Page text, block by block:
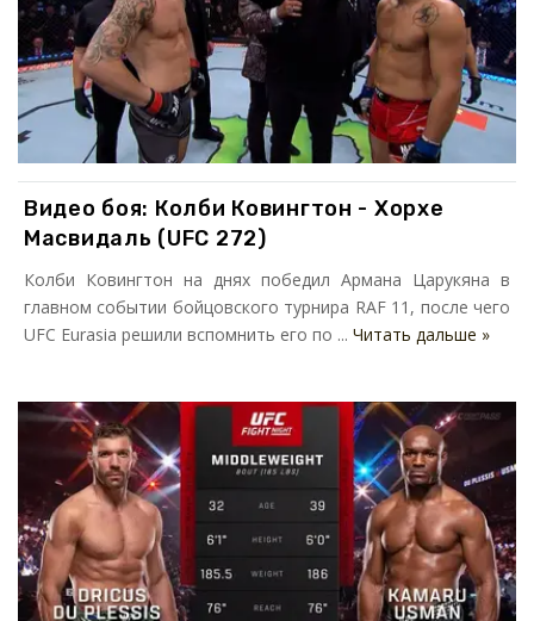
Видео боя: Колби Ковингтон - Хорхе
Масвидаль (UFC 272)
Колби Ковингтон на днях победил Армана Царукяна в
главном событии бойцовского турнира RAF 11, после чего
UFC Eurasia решили вспомнить его по ... Читать дальше »